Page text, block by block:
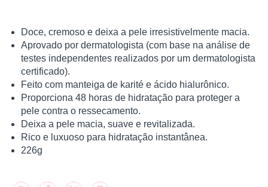
Doce, cremoso e deixa a pele irresistivelmente macia.
Aprovado por dermatologista (com base na análise de
testes independentes realizados por um dermatologista
certificado).
Feito com manteiga de karité e ácido hialurônico.
Proporciona 48 horas de hidratação para proteger a
pele contra o ressecamento.
Deixa a pele macia, suave e revitalizada.
Rico e luxuoso para hidratação instantânea.
226g